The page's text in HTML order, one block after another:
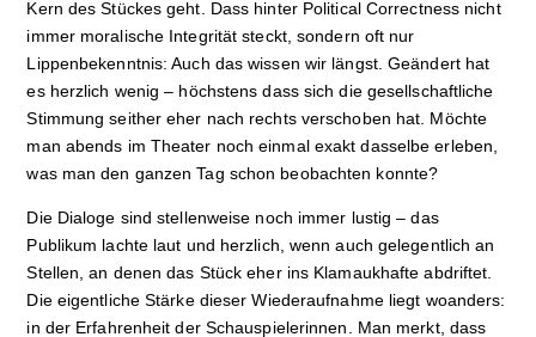
Kern des Stückes geht. Dass hinter Political Correctness nicht
immer moralische Integrität steckt, sondern oft nur
Lippenbekenntnis: Auch das wissen wir längst. Geändert hat
es herzlich wenig – höchstens dass sich die gesellschaftliche
Stimmung seither eher nach rechts verschoben hat. Möchte
man abends im Theater noch einmal exakt dasselbe erleben,
was man den ganzen Tag schon beobachten konnte?
Die Dialoge sind stellenweise noch immer lustig – das
Publikum lachte laut und herzlich, wenn auch gelegentlich an
Stellen, an denen das Stück eher ins Klamaukhafte abdriftet.
Die eigentliche Stärke dieser Wiederaufnahme liegt woanders:
in der Erfahrenheit der Schauspielerinnen. Man merkt, dass